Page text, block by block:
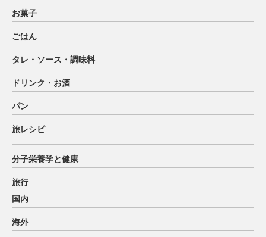
お菓子
ごはん
タレ・ソース・調味料
ドリンク・お酒
パン
旅レシピ
分子栄養学と健康
旅行
国内
海外